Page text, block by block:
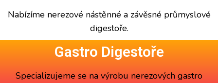
Nabízíme nerezové nástěnné a závěsné průmyslové
digestoře.
Gastro Digestoře
Specializujeme se na výrobu nerezových gastro